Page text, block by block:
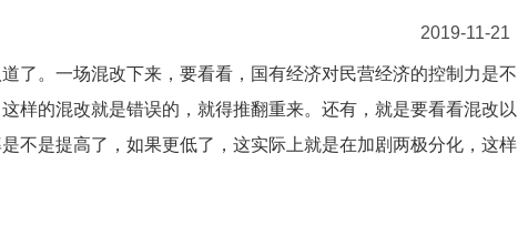
2019-11-21
了。一场混改下来，要看看，国有经济对民营经济的控制力是不
样的混改就是错误的，就得推翻重来。还有，就是要看看混改以
不是提高了，如果更低了，这实际上就是在加剧两极分化，这样